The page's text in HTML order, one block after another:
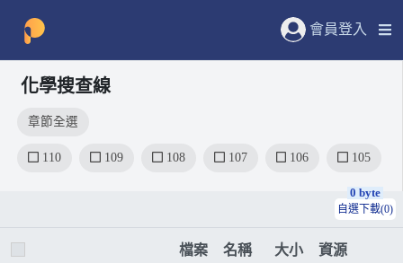
會員登入
化學搜查線
章節全選
110 109 108 107 106 105
0 byte
自選下載(0)
檔案 名稱 大小 資源